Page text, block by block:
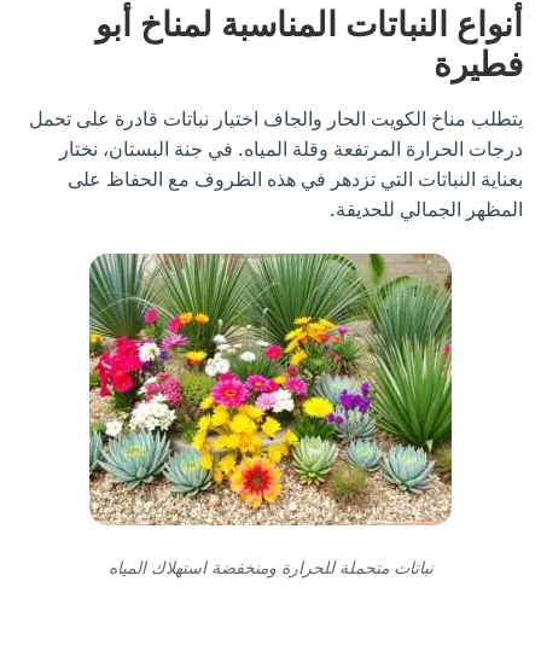
أنواع النباتات المناسبة لمناخ أبو
فطيرة
يتطلب مناخ الكويت الحار والجاف اختيار نباتات قادرة على تحمل
درجات الحرارة المرتفعة وقلة المياه. في جنة البستان، نختار
بعناية النباتات التي تزدهر في هذه الظروف مع الحفاظ على
المظهر الجمالي للحديقة.
نباتات متحملة للحرارة ومنخفضة استهلاك المياه